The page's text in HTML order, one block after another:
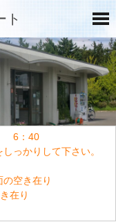
ト
6：40
っかりして下さい。
空き在り
在り